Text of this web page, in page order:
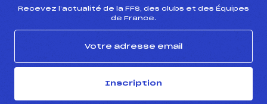
Recevez l’actualité de la FFS, des clubs et des Équipes
de France.
Inscription